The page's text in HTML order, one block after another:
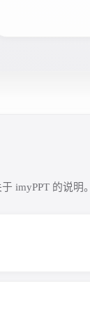
imyPPT 的说明。